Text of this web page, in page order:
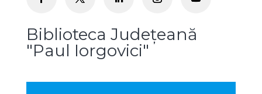
Biblioteca Județeană
"Paul Iorgovici"